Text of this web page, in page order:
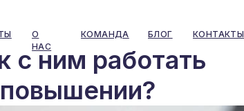
О
НАС
БЛОГ КОНТАКТЫ
КОМАНДА
с ним работать
повышении?